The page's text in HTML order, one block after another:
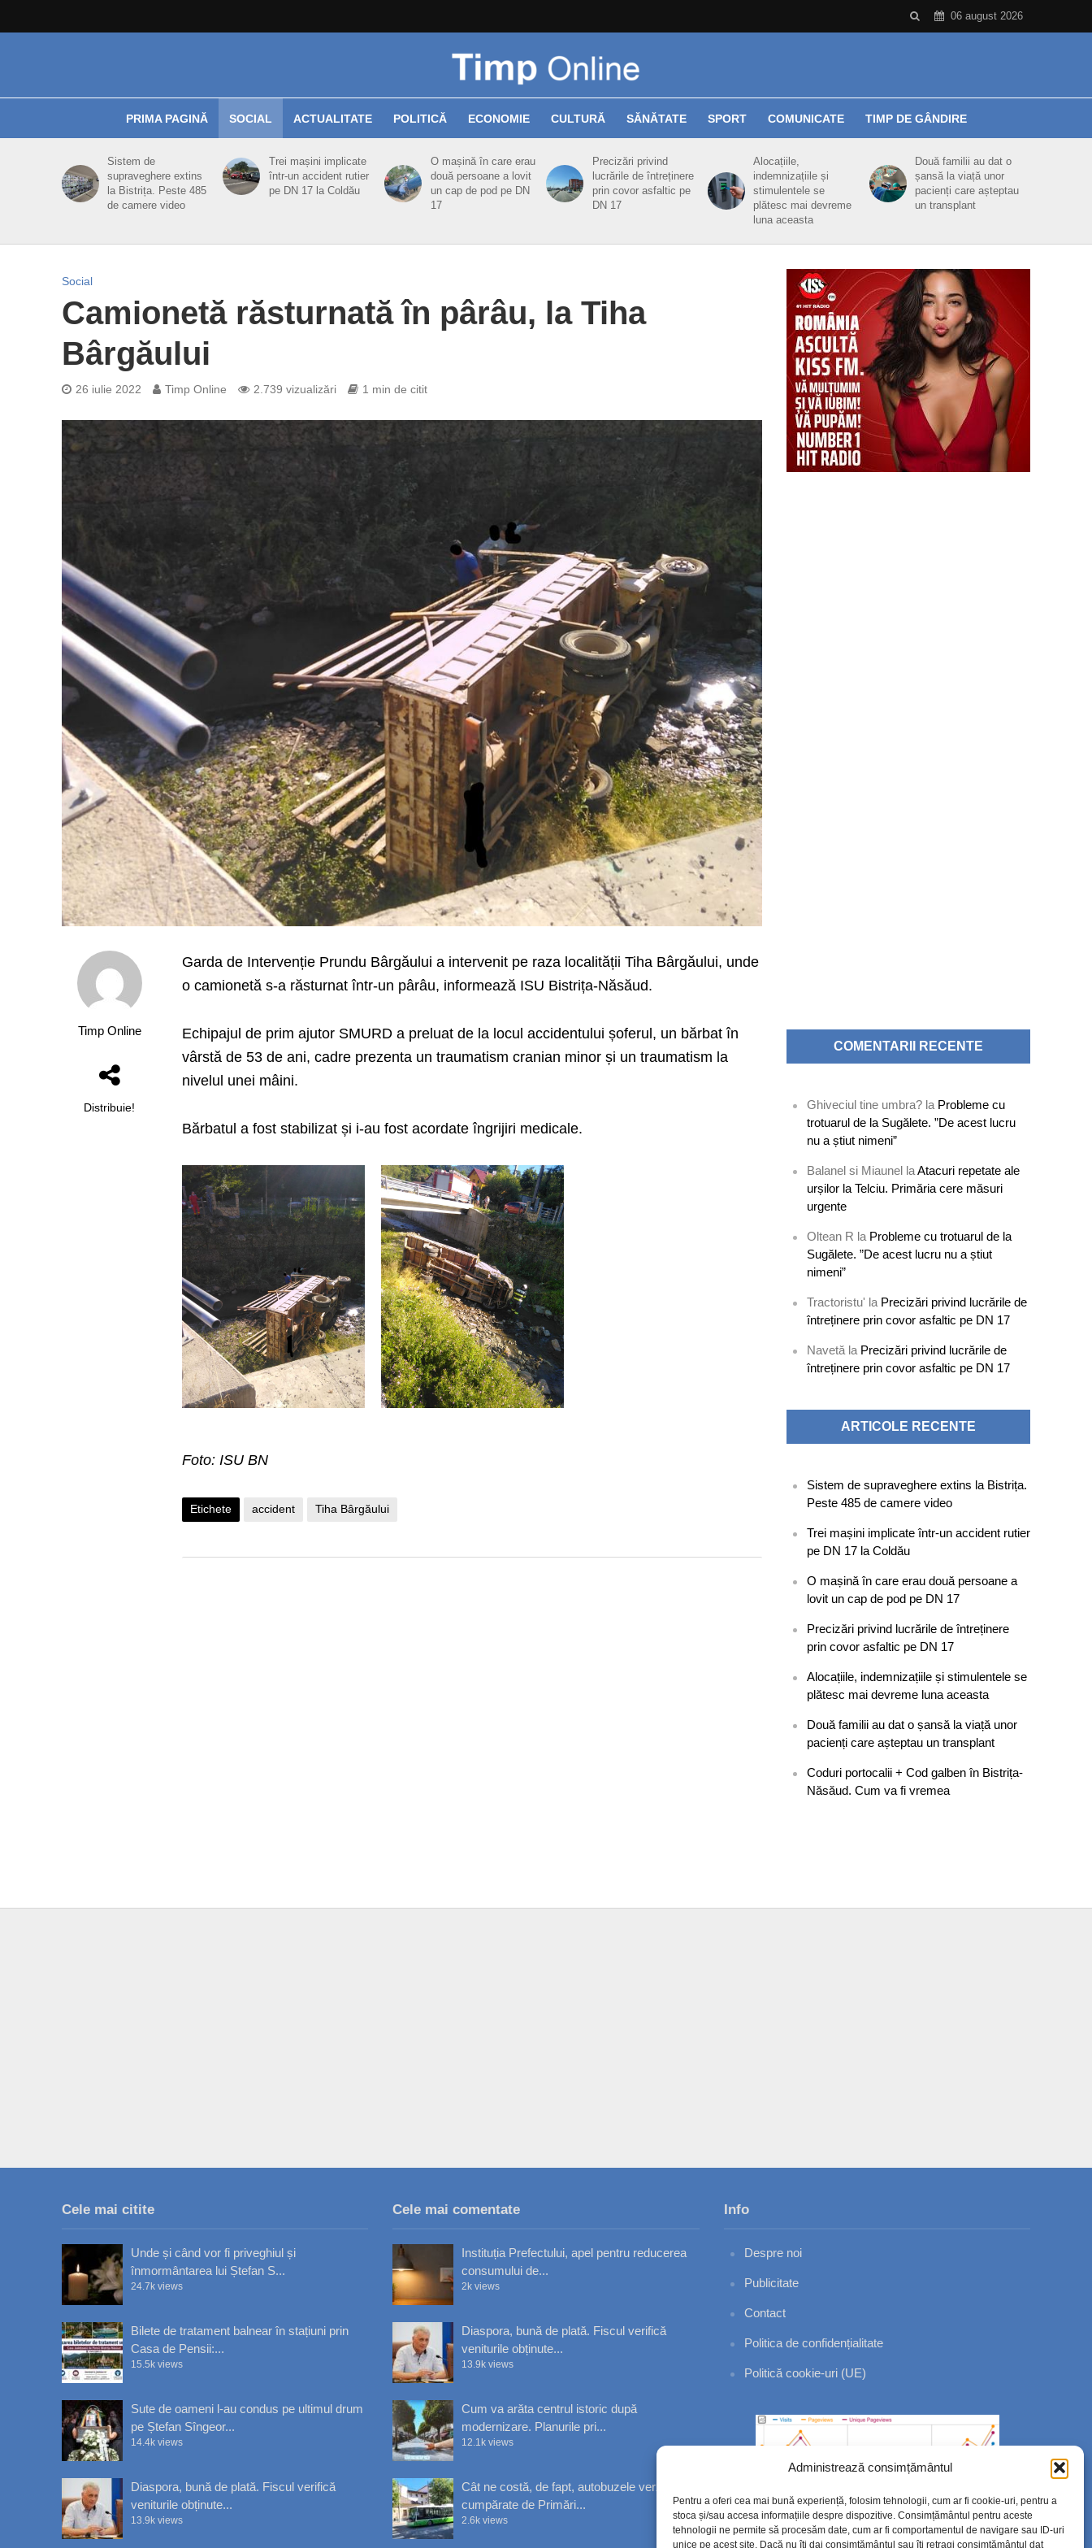
Administrează consimțământul
Pentru a oferi cea mai bună experiență, folosim tehnologii, cum ar fi cookie-uri, pentru a
stoca și/sau accesa informațiile despre dispozitive. Consimțământul pentru aceste
tehnologii ne permite să procesăm date, cum ar fi comportamentul de navigare sau ID-uri
unice pe acest site. Dacă nu îți dai consimțământul sau îți retragi consimțământul dat
06 august 2026
PRIMA PAGINĂ SOCIAL ACTUALITATE POLITICĂ ECONOMIE CULTURĂ SĂNĂTATE SPORT COMUNICATE TIMP DE GÂNDIRE
Sistem de
supraveghere extins
la Bistrița. Peste 485
de camere video
Trei mașini implicate
într-un accident rutier
pe DN 17 la Coldău
O mașină în care erau
două persoane a lovit
un cap de pod pe DN
17
Precizări privind
lucrările de întreținere
prin covor asfaltic pe
DN 17
Alocațiile,
indemnizațiile și
stimulentele se
plătesc mai devreme
luna aceasta
Două familii au dat o
șansă la viață unor
pacienți care așteptau
un transplant
Social
Camionetă răsturnată în pârâu, la Tiha
Bârgăului
26 iulie 2022 Timp Online 2.739 vizualizări 1 min de citit
Timp Online
Distribuie!
Garda de Intervenție Prundu Bârgăului a intervenit pe raza localității Tiha Bârgăului, unde
o camionetă s-a răsturnat într-un pârâu, informează ISU Bistrița-Năsăud.
Echipajul de prim ajutor SMURD a preluat de la locul accidentului șoferul, un bărbat în
vârstă de 53 de ani, cadre prezenta un traumatism cranian minor și un traumatism la
nivelul unei mâini.
Bărbatul a fost stabilizat și i-au fost acordate îngrijiri medicale.
Foto: ISU BN
Etichete accident Tiha Bârgăului
COMENTARII RECENTE
Ghiveciul tine umbra? la Probleme cu
trotuarul de la Sugălete. ”De acest lucru
nu a știut nimeni”
Balanel si Miaunel laAtacuri repetate ale
urșilor la Telciu. Primăria cere măsuri
urgente
Oltean R la Probleme cu trotuarul de la
Sugălete. ”De acest lucru nu a știut
nimeni”
Tractoristu' la Precizări privind lucrările de
întreținere prin covor asfaltic pe DN 17
Navetă la Precizări privind lucrările de
întreținere prin covor asfaltic pe DN 17
ARTICOLE RECENTE
Sistem de supraveghere extins la Bistrița.
Peste 485 de camere video
Trei mașini implicate într-un accident rutier
pe DN 17 la Coldău
O mașină în care erau două persoane a
lovit un cap de pod pe DN 17
Precizări privind lucrările de întreținere
prin covor asfaltic pe DN 17
Alocațiile, indemnizațiile și stimulentele se
plătesc mai devreme luna aceasta
Două familii au dat o șansă la viață unor
pacienți care așteptau un transplant
Coduri portocalii + Cod galben în Bistrița-
Năsăud. Cum va fi vremea
Cele mai citite
Unde și când vor fi priveghiul și
înmormântarea lui Ștefan S...
24.7k views
Bilete de tratament balnear în stațiuni prin
Casa de Pensii:...
15.5k views
Sute de oameni l-au condus pe ultimul drum
pe Ștefan Sîngeor...
14.4k views
Diaspora, bună de plată. Fiscul verifică
veniturile obținute...
13.9k views
Cele mai comentate
Instituția Prefectului, apel pentru reducerea
consumului de...
2k views
Diaspora, bună de plată. Fiscul verifică
veniturile obținute...
13.9k views
Cum va arăta centrul istoric după
modernizare. Planurile pri...
12.1k views
Cât ne costă, de fapt, autobuzele verzi
cumpărate de Primări...
2.6k views
Info
Despre noi
Publicitate
Contact
Politica de confidențialitate
Politică cookie-uri (UE)